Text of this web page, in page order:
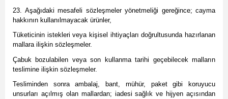
23. Aşağıdaki mesafeli sözleşmeler yönetmeliği gereğince; cayma
hakkının kullanılmayacak ürünler,
Tüketicinin istekleri veya kişisel ihtiyaçları doğrultusunda hazırlanan
mallara ilişkin sözleşmeler.
Çabuk bozulabilen veya son kullanma tarihi geçebilecek malların
teslimine ilişkin sözleşmeler.
Tesliminden sonra ambalaj, bant, mühür, paket gibi koruyucu
unsurları açılmış olan mallardan; iadesi sağlık ve hijyen açısından